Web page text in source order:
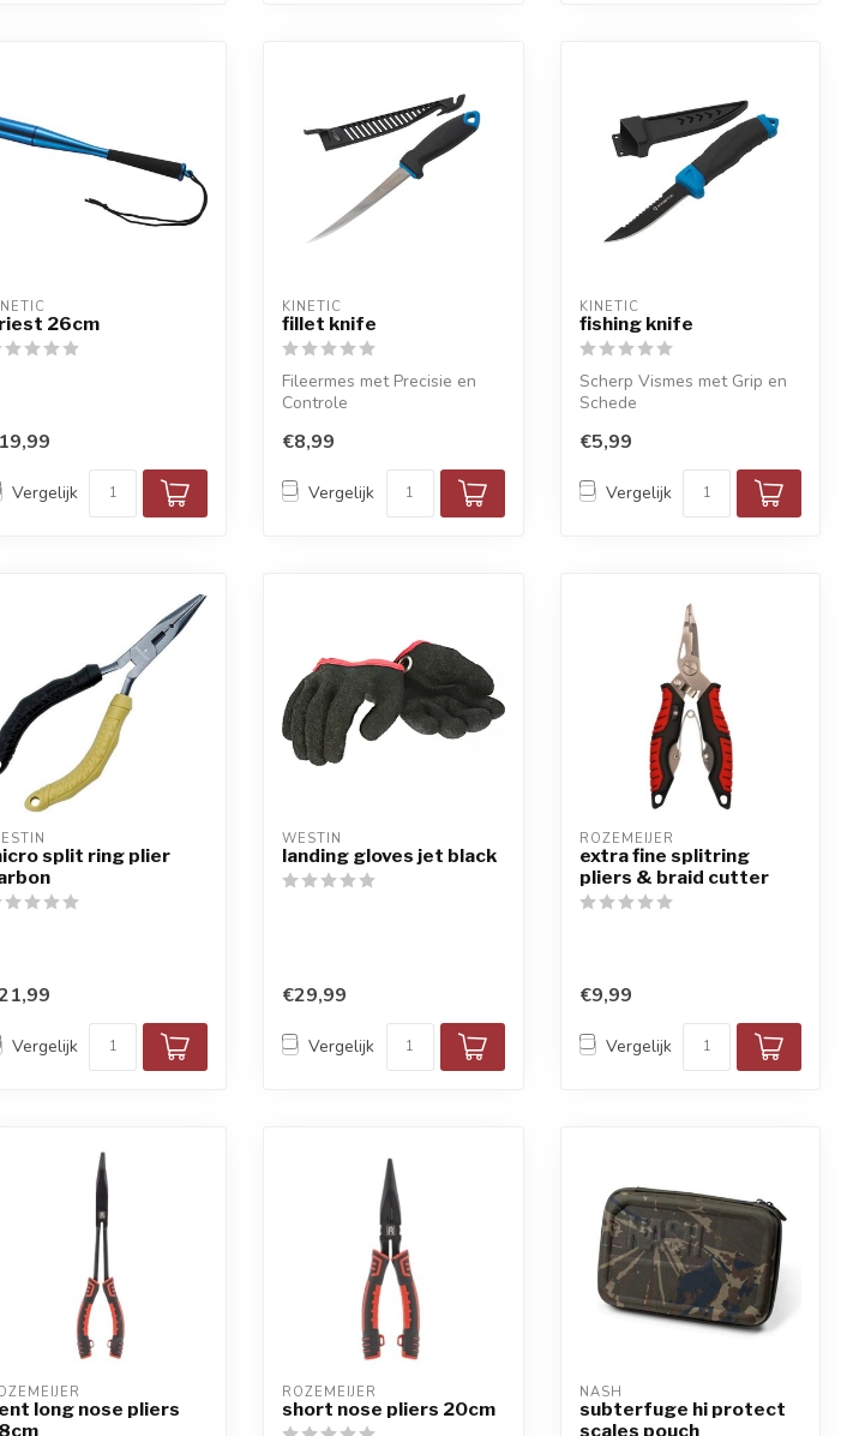
26cm
Vergelijk
KINETIC
fillet knife
Fileermes met Precisie en
Controle
€8,99
Vergelijk
KINETIC
fishing knife
Scherp Vismes met Grip en
Schede
€5,99
Vergelijk
split ring plier
Vergelijk
WESTIN
landing gloves jet black
€29,99
Vergelijk
ROZEMEIJER
extra fine splitring
pliers & braid cutter
€9,99
Vergelijk
long nose pliers
ROZEMEIJER
short nose pliers 20cm
NASH
subterfuge hi protect
scales pouch